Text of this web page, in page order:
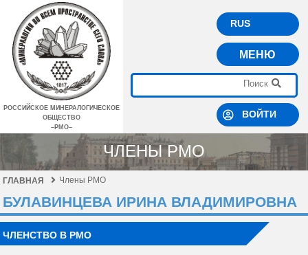
РОССИЙСКОЕ МИНЕРАЛОГИЧЕСКОЕ
ОБЩЕСТВО
–РМО–
RUS
МЕНЮ
ВОЙТИ
ЧЛЕНЫ РМО
ГЛАВНАЯ Члены РМО
БУЛАВИНЦЕВА ИРИНА ВЛАДИМИРОВНА
ЧЛЕНСТВО В РМО